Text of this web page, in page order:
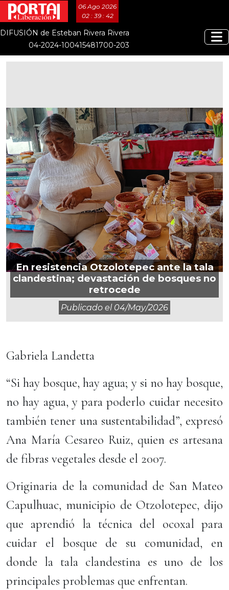
06 Ago 2026
02 : 39 : 43
DIFUSIÓN de Esteban Rivera Rivera
04-2024-100415481700-203
En resistencia Otzolotepec ante la tala
clandestina; devastación de bosques no
retrocede
Publicado el 04/may/2026
Gabriela Landetta
“Si hay bosque, hay agua; y si no hay bosque,
no hay agua, y para poderlo cuidar necesito
también tener una sustentabilidad”, expresó
Ana María Cesareo Ruiz, quien es artesana
de fibras vegetales desde el 2007.
Originaria de la comunidad de San Mateo
Capulhuac, municipio de Otzolotepec, dijo
que aprendió la técnica del ocoxal para
cuidar el bosque de su comunidad, en
donde la tala clandestina es uno de los
principales problemas que enfrentan.